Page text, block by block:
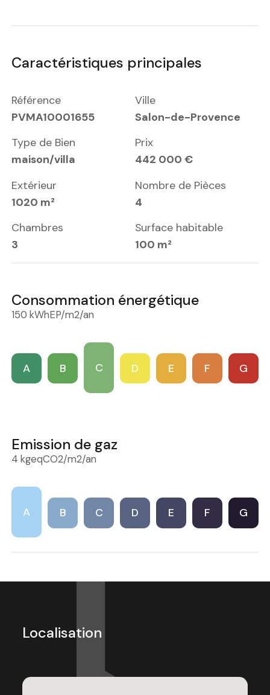
Caractéristiques principales
Référence
PVMA10001655
Ville
Salon-de-Provence
Type de Bien
maison/villa
Prix
442 000 €
Extérieur
1020 m²
Nombre de Pièces
4
Chambres
3
Surface habitable
100 m²
Consommation énergétique
150 kWhEP/m2/an
A B C D E F G
Emission de gaz
4 kgeqCO2/m2/an
A B C D E F G
Localisation